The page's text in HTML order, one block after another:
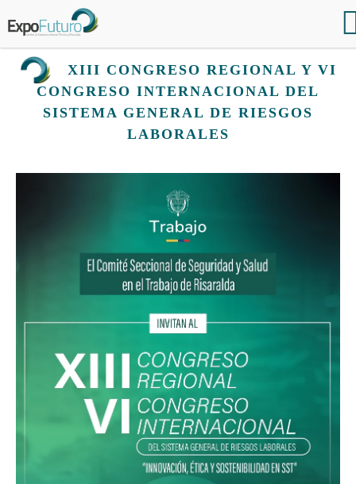
XIII CONGRESO REGIONAL Y VI
CONGRESO INTERNACIONAL DEL
SISTEMA GENERAL DE RIESGOS
LABORALES